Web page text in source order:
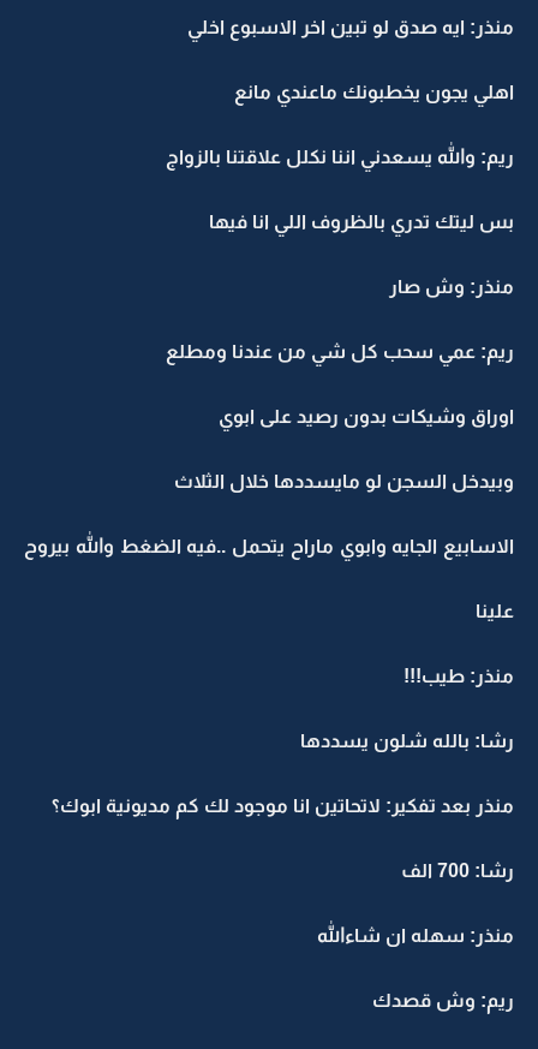
منذر: ايه صدق لو تبين اخر الاسبوع اخلي
اهلي يجون يخطبونك ماعندي مانع
ريم: والله يسعدني اننا نكلل علاقتنا بالزواج
بس ليتك تدري بالظروف اللي انا فيها
منذر: وش صار
ريم: عمي سحب كل شي من عندنا ومطلع
اوراق وشيكات بدون رصيد على ابوي
وبيدخل السجن لو مايسددها خلال الثلاث
الاسابيع الجايه وابوي ماراح يتحمل ..فيه الضغط والله بيروح
علينا
منذر: طيب!!!
رشا: بالله شلون يسددها
منذر بعد تفكير: لاتحاتين انا موجود لك كم مديونية ابوك؟
رشا: 700 الف
منذر: سهله ان شاءالله
ريم: وش قصدك